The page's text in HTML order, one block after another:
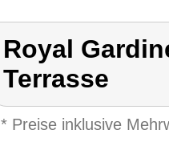
Royal
Terrasse
* Preise inklusive